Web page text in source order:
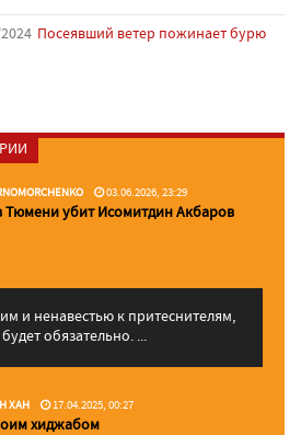
Посеявший ветер пожинает бурю
03.06.2026, 23:29
Тюмени убит Исомитдин Акбаров
и ненавестью к притеснителям,
обязательно. ...
ХАН 17.04.2025, 00:27
хиджабом